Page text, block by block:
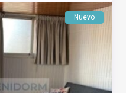
Nuevo